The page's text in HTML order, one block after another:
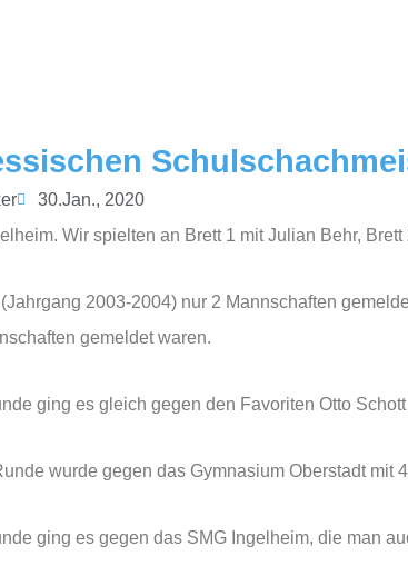
30.Jan., 2020
Wir spielten an Brett 1 mit Julian Behr,
2003-2004) nur 2 Mannschaften
gemeldet waren.
ging es gleich gegen den Favoriten Otto
wurde gegen das Gymnasium Oberstadt mit
ging es gegen das SMG Ingelheim, die man